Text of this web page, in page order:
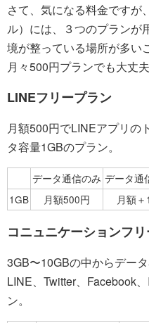
さて、気になる料金ですが
ル）には、３つのプランが
境が整っている場所が多い
月々500円プランでも大丈
LINEフリープラン
月額500円でLINEアプリの
タ容量1GBのプラン。
データ通信のみ データ通
1GB
月額500円 月額
コニュニケーションフ
3GB〜10GBの中からデー
LINE、Twitter、Facebook
ン。